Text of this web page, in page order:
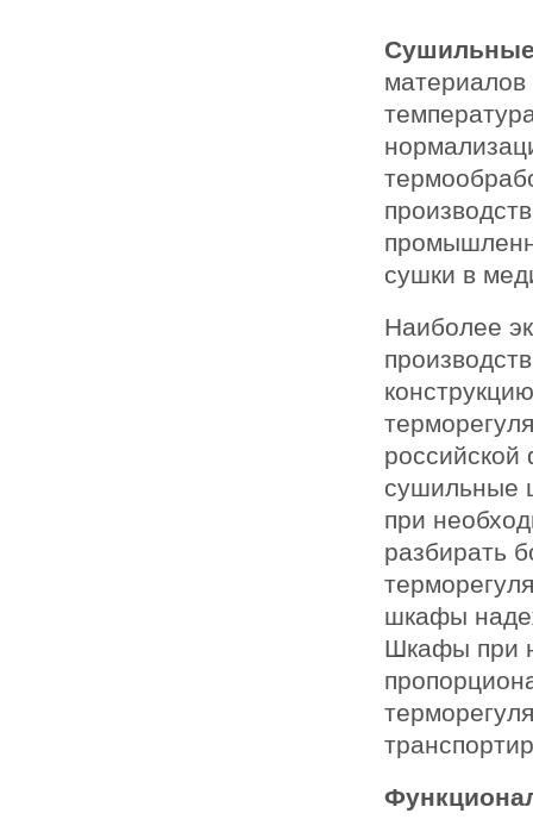
материалов
сушки в
Наиболее
сушильные
при
разбирать
шкафы
Шкафы при